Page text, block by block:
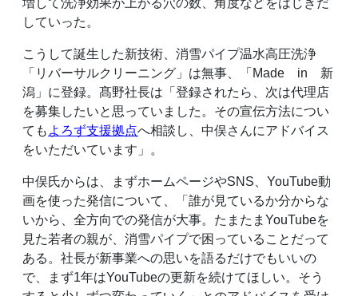
増して洗浄効果が上がる穴の数、角度などをはじきだ
していった。
こうして誕生した新技術、消雪パイプ温水高圧洗浄
「リバーサルクリーニング」は無事、「Made in 新
潟」に登録。髙野社長は「登録されたら、次は代理店
を募集したいと思っていました。その宣伝方法につい
ても よろず支援拠点へ相談し、中俣さんにアドバイス
をいただいています」。
中俣氏からは、まずホームページやSNS、YouTube動
画を使った発信について、「誰が見ているか分からな
いから、全方向での発信が大事。たまたまYouTubeを
見た若者の親が、消雪パイプで困っていることだって
ある。社長が新事業への思いを語るだけでもいいの
で、まず1年はYouTubeの更新を続けてほしい。そう